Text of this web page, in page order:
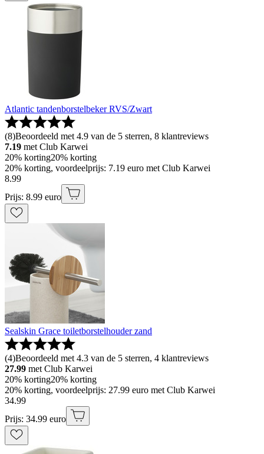
Atlantic tandenborstelbeker RVS/Zwart
(8)Beoordeeld met 4.9 van de 5 sterren, 8 klantreviews
7.19 met Club Karwei
20% korting20% korting
20% korting, voordeelprijs: 7.19 euro met Club Karwei
8.99
Prijs: 8.99 euro
Sealskin Grace toiletborstelhouder zand
(4)Beoordeeld met 4.3 van de 5 sterren, 4 klantreviews
27.99 met Club Karwei
20% korting20% korting
20% korting, voordeelprijs: 27.99 euro met Club Karwei
34.99
Prijs: 34.99 euro